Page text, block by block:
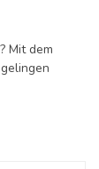
Mit dem